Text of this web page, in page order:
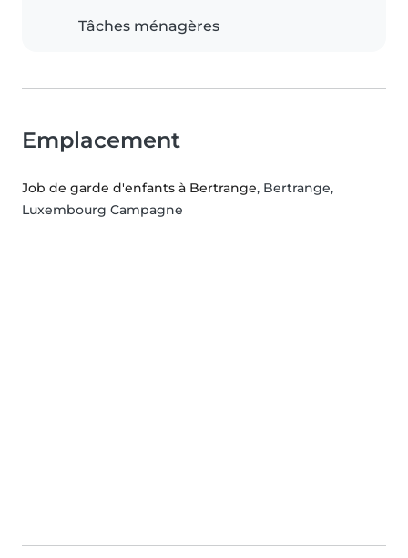
Tâches ménagères
Emplacement
Job de garde d'enfants à Bertrange, Bertrange,
Luxembourg Campagne